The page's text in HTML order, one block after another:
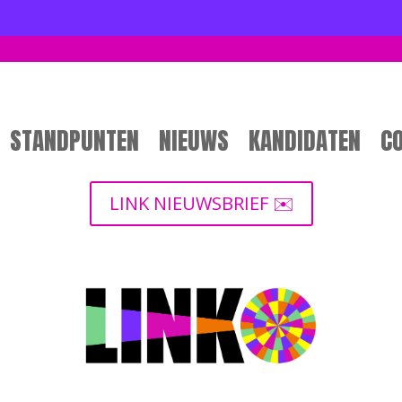
STANDPUNTEN NIEUWS KANDIDATEN
LINK NIEUWSBRIEF ✉️